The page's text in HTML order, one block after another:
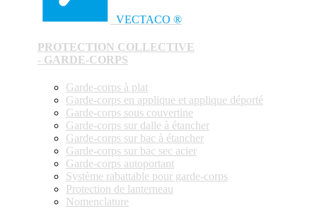
VECTACO ®
PROTECTION COLLECTIVE
- GARDE-CORPS
Garde-corps à plat
Garde-corps en applique et applique déporté
Garde-corps sous couvertine
Garde-corps sur dalle à étancher
Garde-corps sur bac à étancher
Garde-corps sur bac sec acier
Garde-corps autoportant
Système rabattable pour garde-corps
Protection de lanterneau
Nomenclature